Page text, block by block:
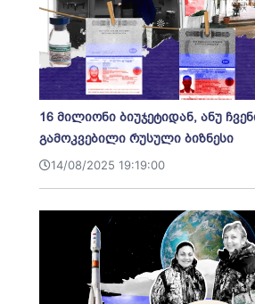
16 მილიონი ბიუჯეტიდან, ანუ
გამოკვებილი რუსული ბიზნესი
14/08/2025 19:19:00